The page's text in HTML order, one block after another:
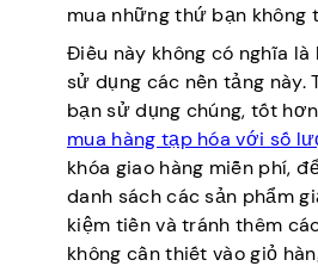
mua những thứ bạn không
Điều này không có nghĩa là
sử dụng các nền tảng này.
bạn sử dụng chúng, tốt
mua hàng tạp hóa với số
khóa giao hàng miễn phí,
danh sách các sản phẩm
kiệm tiền và tránh thêm
không cần thiết vào giỏ